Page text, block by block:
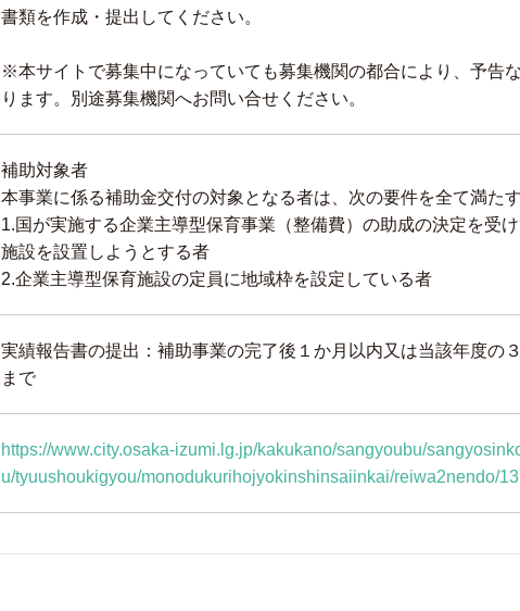
書類を作成・提出してください。
※本サイトで募集中になっていても募集機関の都合により、予告
ります。別途募集機関へお問い合せください。
補助対象者
本事業に係る補助金交付の対象となる者は、次の要件を全て満たす
1.国が実施する企業主導型保育事業（整備費）の助成の決定を受
施設を設置しようとする者
2.企業主導型保育施設の定員に地域枠を設定している者
実績報告書の提出：補助事業の完了後１か月以内又は当該年度の
まで
https://www.city.osaka-izumi.lg.jp/kakukano/sangyoubu/
u/tyuushoukigyou/monodukurihojyokinshinsaiinkai/reiwa2nendo/